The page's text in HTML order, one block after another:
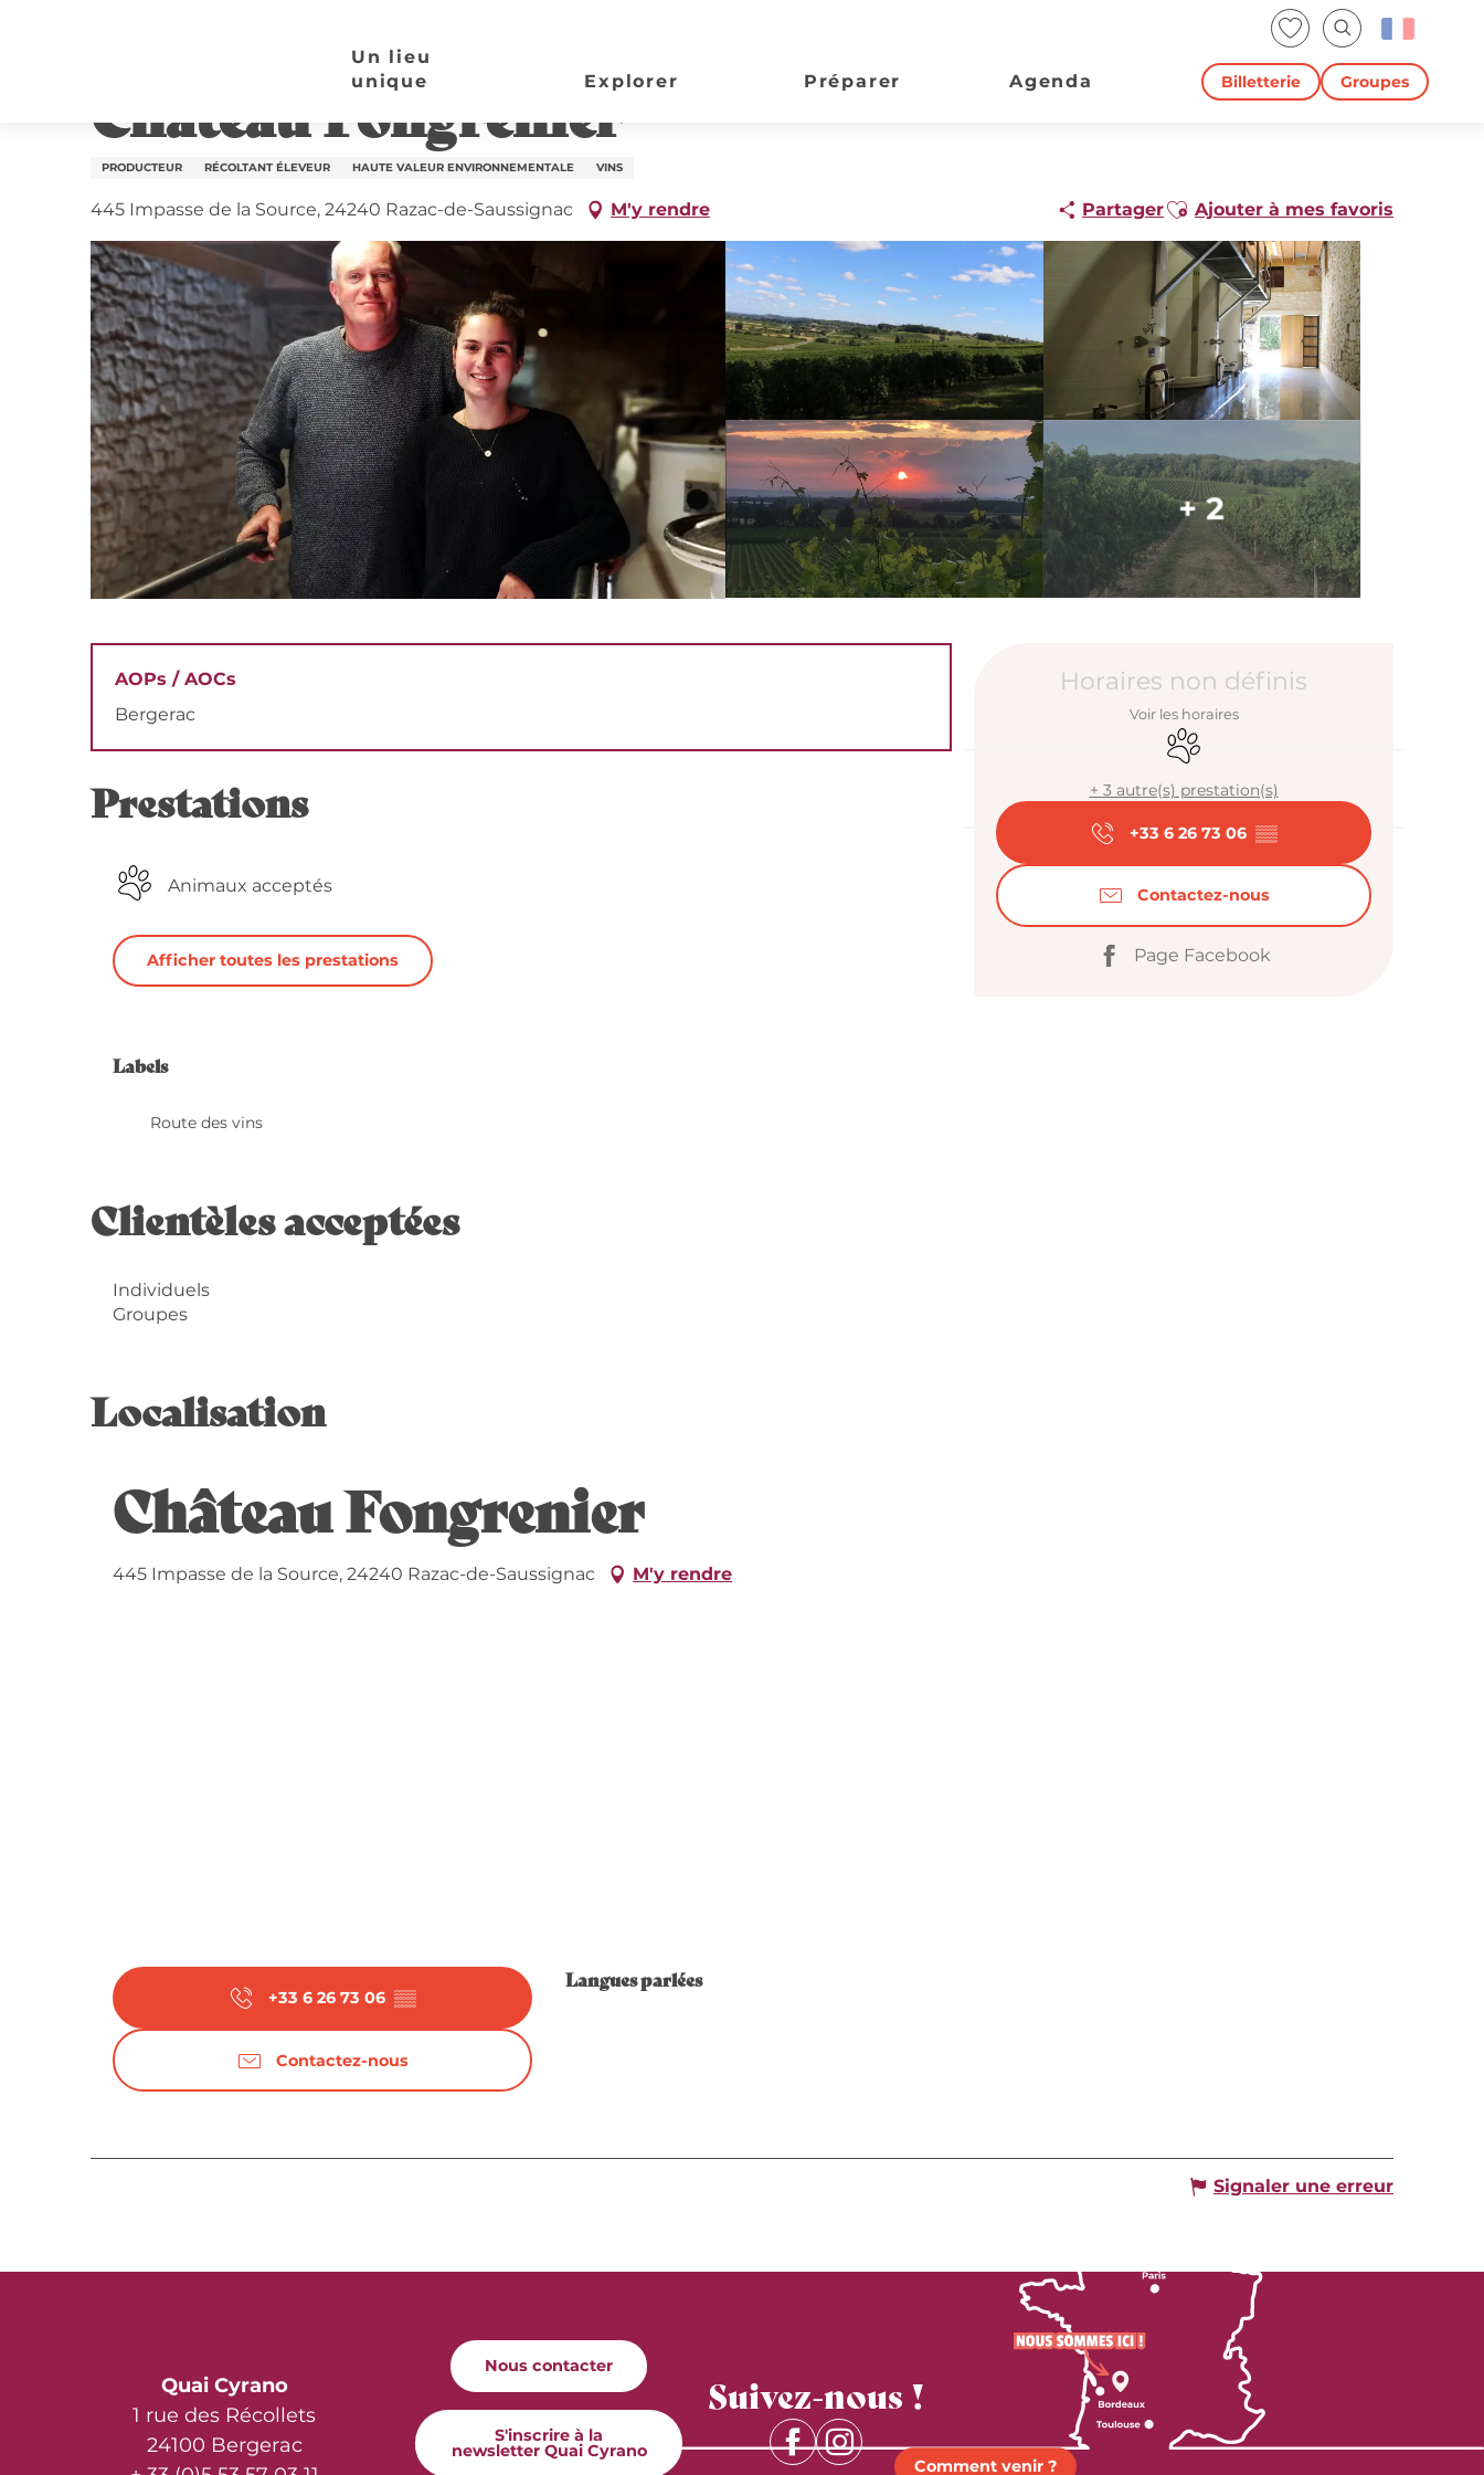
Voir les favoris
Recherche
Billetterie Groupes
Un lieu
unique
Explorer Préparer Agenda
Château Fongrenier
PRODUCTEUR RÉCOLTANT ÉLEVEUR HAUTE VALEUR ENVIRONNEMENTALE VINS
445 Impasse de la Source, 24240 Razac-de-Saussignac M'y rendre PartagerAjouter aux favoris
Ajouter à mes favoris
+ 2
Ouverture
Horaires non définis
Voir les horaires
Animaux acceptés
+ 3 autre(s) prestation(s)
+33 6 26 73 06 ▒▒
Contactez-nous
Page Facebook
AOPs / AOCs
Bergerac
Prestations
Animaux acceptés
Afficher toutes les prestations
Offres de prestations
Labels
Labels
Route des vins
Clientèles acceptées
Individuels
Groupes
Localisation
Château Fongrenier
445 Impasse de la Source, 24240 Razac-de-Saussignac M'y rendre
+33 6 26 73 06 ▒▒
Contactez-nous
Langues parlées
Langues parlées
Signaler une erreur
Quai Cyrano
1 rue des Récollets
24100 Bergerac
Nous contacter
S'inscrire à la
newsletter Quai Cyrano
Suivez-nous !
Comment venir ?